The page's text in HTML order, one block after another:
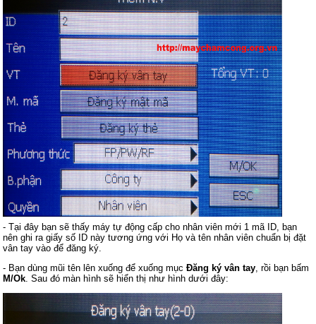
- Tại đây bạn sẽ thấy máy tự động cấp cho nhân viên mới 1 mã ID, bạn
nên ghi ra giấy số ID này tương ứng với Họ và tên nhân viên chuẩn bị đặt
vân tay vào để đăng ký.
- Bạn dùng mũi tên lên xuống để xuống mụcĐăng ký vân tay, rồi bạn bấm
M/Ok. Sau đó màn hình sẽ hiển thị như hình dưới đây: